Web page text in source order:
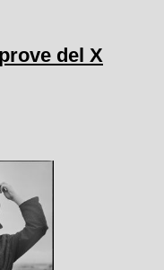
del X